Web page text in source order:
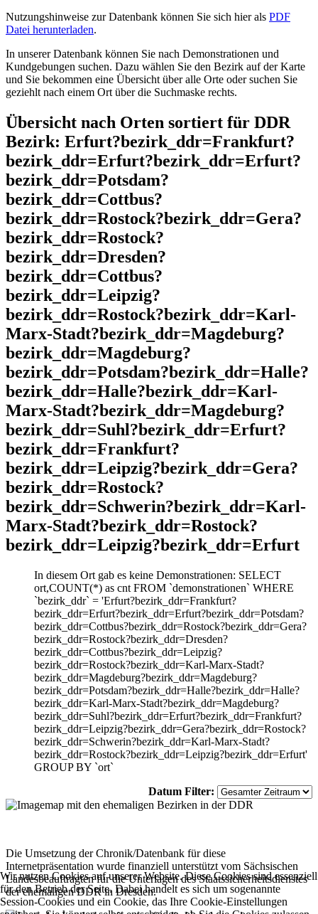
Nutzungshinweise zur Datenbank können Sie sich hier als PDF
Datei herunterladen.
In unserer Datenbank können Sie nach Demonstrationen und
Kundgebungen suchen. Dazu wählen Sie den Bezirk auf der Karte
und Sie bekommen eine Übersicht über alle Orte oder suchen Sie
geziehlt nach einem Ort über die Suchmaske rechts.
Übersicht nach Orten sortiert für DDR
Bezirk: Erfurt?bezirk_ddr=Frankfurt?
bezirk_ddr=Erfurt?bezirk_ddr=Erfurt?
bezirk_ddr=Potsdam?
bezirk_ddr=Cottbus?
bezirk_ddr=Rostock?bezirk_ddr=Gera?
bezirk_ddr=Rostock?
bezirk_ddr=Dresden?
bezirk_ddr=Cottbus?
bezirk_ddr=Leipzig?
bezirk_ddr=Rostock?bezirk_ddr=Karl-
Marx-Stadt?bezirk_ddr=Magdeburg?
bezirk_ddr=Magdeburg?
bezirk_ddr=Potsdam?bezirk_ddr=Halle?
bezirk_ddr=Halle?bezirk_ddr=Karl-
Marx-Stadt?bezirk_ddr=Magdeburg?
bezirk_ddr=Suhl?bezirk_ddr=Erfurt?
bezirk_ddr=Frankfurt?
bezirk_ddr=Leipzig?bezirk_ddr=Gera?
bezirk_ddr=Rostock?
bezirk_ddr=Schwerin?bezirk_ddr=Karl-
Marx-Stadt?bezirk_ddr=Rostock?
bezirk_ddr=Leipzig?bezirk_ddr=Erfurt
In diesem Ort gab es keine Demonstrationen: SELECT
ort,COUNT(*) as cnt FROM `demonstrationen` WHERE
`bezirk_ddr` = 'Erfurt?bezirk_ddr=Frankfurt?
bezirk_ddr=Erfurt?bezirk_ddr=Erfurt?bezirk_ddr=Potsdam?
bezirk_ddr=Cottbus?bezirk_ddr=Rostock?bezirk_ddr=Gera?
bezirk_ddr=Rostock?bezirk_ddr=Dresden?
bezirk_ddr=Cottbus?bezirk_ddr=Leipzig?
bezirk_ddr=Rostock?bezirk_ddr=Karl-Marx-Stadt?
bezirk_ddr=Magdeburg?bezirk_ddr=Magdeburg?
bezirk_ddr=Potsdam?bezirk_ddr=Halle?bezirk_ddr=Halle?
bezirk_ddr=Karl-Marx-Stadt?bezirk_ddr=Magdeburg?
bezirk_ddr=Suhl?bezirk_ddr=Erfurt?bezirk_ddr=Frankfurt?
bezirk_ddr=Leipzig?bezirk_ddr=Gera?bezirk_ddr=Rostock?
bezirk_ddr=Schwerin?bezirk_ddr=Karl-Marx-Stadt?
bezirk_ddr=Rostock?bezirk_ddr=Leipzig?bezirk_ddr=Erfurt'
GROUP BY `ort`
Datum Filter:
Die Umsetzung der Chronik/Datenbank für diese
Internetpräsentation wurde finanziell unterstützt vom Sächsischen
Landesbeauftragten für die Unterlagen des Staatssicherheitsdienstes
der ehemaligen DDR in Dresden.
Wir nutzen Cookies auf unserer Website. Diese Cookies sind essenziell
für den Betrieb der Seite. Dabei handelt es sich um sogenannte
Session-Cookies und ein Cookie, das Ihre Cookie-Einstellungen